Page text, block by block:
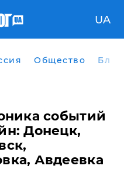
UA
Общество
событий
Донецк,
Авдеевка